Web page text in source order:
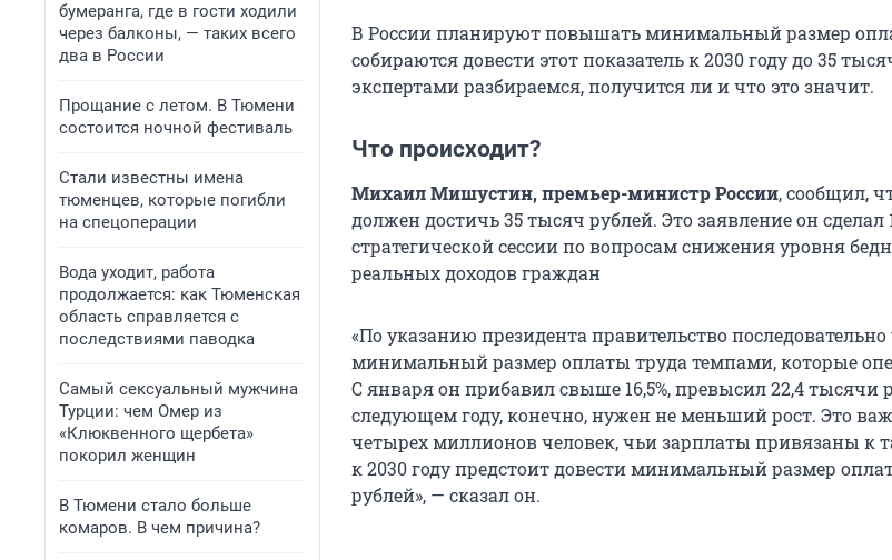
бумеранга, где в гости ходили
через балконы, — таких всего
два в России
Прощание с летом. В Тюмени
состоится ночной фестиваль
Стали известны имена
тюменцев, которые погибли
на спецоперации
Вода уходит, работа
продолжается: как Тюменская
область справляется с
последствиями паводка
Самый сексуальный мужчина
Турции: чем Омер из
«Клюквенного щербета»
покорил женщин
В Тюмени стало больше
комаров. В чем причина?
В России планируют повышать минимальный размер
собираются довести этот показатель к 2030 году до 35
экспертами разбираемся, получится ли и что это значит.
Что происходит?
Михаил Мишустин, премьер-министр России, сообщил,
должен достичь 35 тысяч рублей. Это заявление он
стратегической сессии по вопросам снижения уровня
реальных доходов граждан
«По указанию президента правительство
минимальный размер оплаты труда темпами, которые
С января он прибавил свыше 16,5%, превысил 22,4 тысячи
следующем году, конечно, нужен не меньший рост. Это
четырех миллионов человек, чьи зарплаты привязаны к
к2030 годупредстоит довести минимальный размер
рублей», — сказал он.